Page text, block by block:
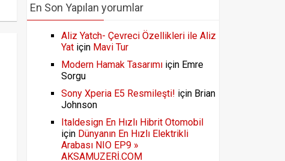
En Son Yapılan yorumlar
Aliz Yatch- Çevreci Özellikleri ile Aliz
Yat için Mavi Tur
Modern Hamak Tasarımı için Emre
Sorgu
Sony Xperia E5 Resmileşti! için Brian
Johnson
Italdesign En Hızlı Hibrit Otomobil
için Dünyanın En Hızlı Elektrikli
Arabası NIO EP9 »
AKSAMUZERİ.COM